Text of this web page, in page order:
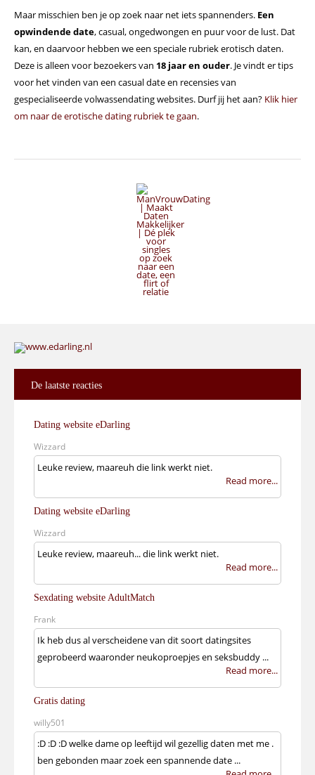
Maar misschien ben je op zoek naar net iets spannenders. Een
opwindende date, casual, ongedwongen en puur voor de lust. Dat
kan, en daarvoor hebben we een speciale rubriek erotisch daten.
Deze is alleen voor bezoekers van 18 jaar en ouder. Je vindt er tips
voor het vinden van een casual date en recensies van
gespecialiseerde volwassendating websites. Durf jij het aan? Klik hier
om naar de erotische dating rubriek te gaan.
De laatste reacties
Dating website eDarling
Wizzard
Leuke review, maareuh die link werkt niet.
Read more...
Dating website eDarling
Wizzard
Leuke review, maareuh... die link werkt niet.
Read more...
Sexdating website AdultMatch
Frank
Ik heb dus al verscheidene van dit soort datingsites
geprobeerd waaronder neukoproepjes en seksbuddy ...
Read more...
Gratis dating
willy501
:D :D :D welke dame op leeftijd wil gezellig daten met me .
ben gebonden maar zoek een spannende date ...